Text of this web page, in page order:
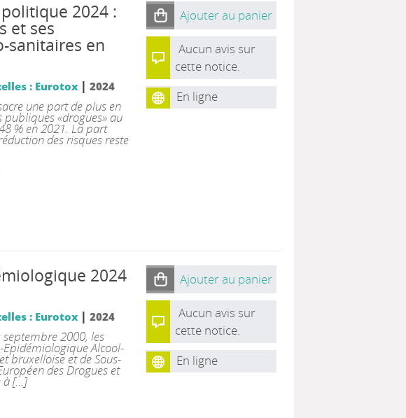
2024 :
et ses
sanitaires en
: Eurotox| 2024
une part de plus en
«drogues» au
% en 2021. La part
des risques reste
Ajouter au panier
Aucun avis sur
cette notice.
En ligne
2024
: Eurotox| 2024
2000, les
Epidémiologique Alcool-
bruxelloise et de Sous-
des Drogues et
[...]
Ajouter au panier
Aucun avis sur
cette notice.
En ligne